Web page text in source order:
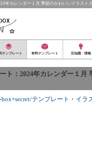
年カレンダー１月 季節のかわいいイラスト
テンプレート 有料テンプレート 豆知識・情報
ト：2024年カレンダー１月
テンプレート ・ イラ